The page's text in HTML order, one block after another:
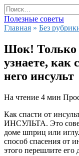
Перейти
к
содержанию
Search
for:
Полезные советы
Главная » Без
Шок! Только
узнаете, как
него инсульт
На чтение 4 мин
Как спасти от
ИНСУЛЬТА. Это
доме шприц или
способ спасения от
этого перешлите его